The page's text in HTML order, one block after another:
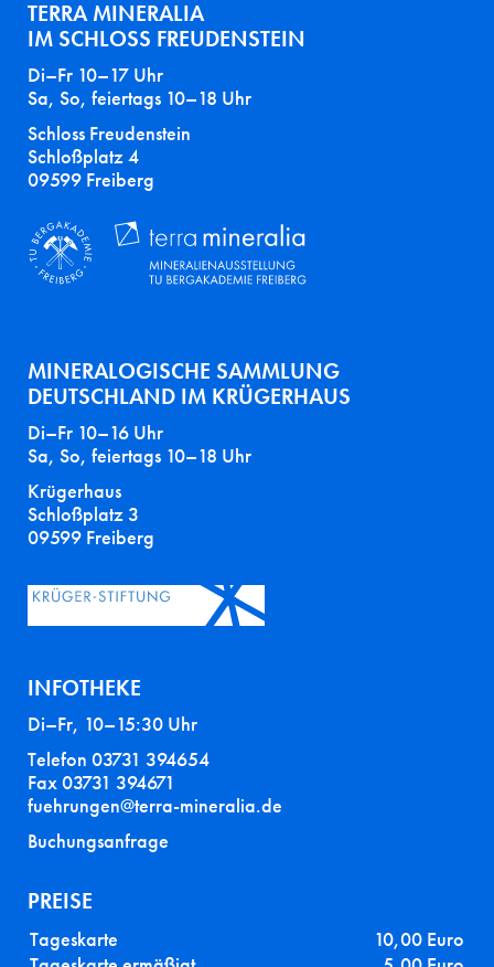
TERRA MINERALIA
IM SCHLOSS FREUDENSTEIN
Di–Fr 10–17 Uhr
Sa, So, feiertags 10–18 Uhr
Schloss Freudenstein
Schloßplatz 4
09599 Freiberg
MINERALOGISCHE SAMMLUNG
DEUTSCHLAND IM KRÜGERHAUS
Di–Fr 10–16 Uhr
Sa, So, feiertags 10–18 Uhr
Krügerhaus
Schloßplatz 3
09599 Freiberg
INFOTHEKE
Di–Fr, 10–15:30 Uhr
Telefon 03731 394654
Fax 03731 394671
fuehrungen@terra-mineralia.de
Buchungsanfrage
PREISE
Tageskarte
10,00 Euro